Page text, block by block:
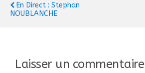
En Direct : Stephan
NOUBLANCHE
Laisser un commentaire